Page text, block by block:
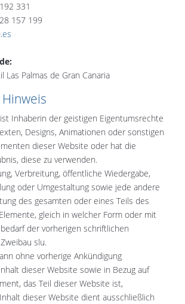
331
157 199
Las Palmas de Gran Canaria
Inhaberin der geistigen Eigentumsrechte
Designs, Animationen oder sonstigen
dieser Website oder hat die
diese zu verwenden.
Verbreitung, öffentliche Wiedergabe,
oder Umgestaltung sowie jede andere
des gesamten oder eines Teils des
gleich in welcher Form oder mit
der vorherigen schriftlichen
slu.
ohne vorherige Ankündigung
dieser Website sowie in Bezug auf
das Teil dieser Website ist,
dieser Website dient ausschließlich